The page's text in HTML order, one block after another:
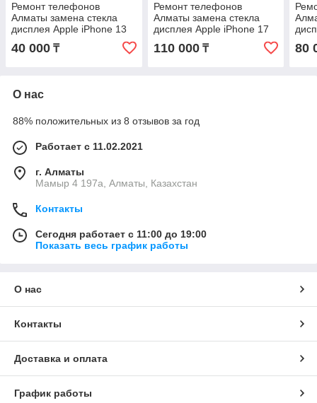
Ремонт телефонов
Алматы замена стекла
дисплея Apple iPhone 13
Гарантией
40 000 ₸
Ремонт телефонов
Алматы замена стекла
дисплея Apple iPhone 17
Гарантией
110 000₸ 80
О нас
88% положительных из 8 отзывов за год
Работает с 11.02.2021
г. Алматы
Мамыр 4 197а, Алматы, Казахстан
Контакты
Сегодня работает с 11:00 до 19:00
Показать весь график работы
О нас
Контакты
Доставка и оплата
График работы